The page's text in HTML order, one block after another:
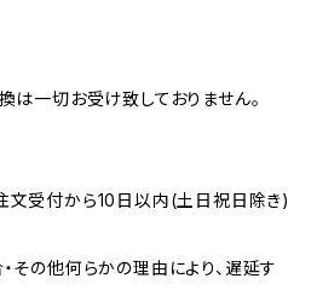
は一切お受け致しておりません。
文受付から10日以内(土日祝日除き)
その他何らかの理由により、遅延す